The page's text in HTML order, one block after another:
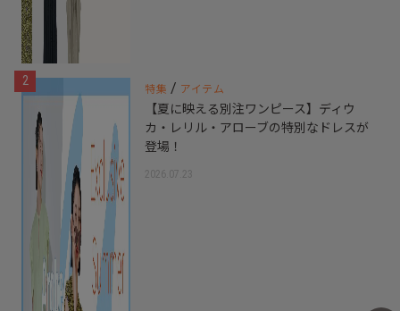
2 特集 / アイテム
【夏に映える別注ワンピース】ディウ
カ・レリル・アローブの特別なドレスが
登場！
2026.07.23